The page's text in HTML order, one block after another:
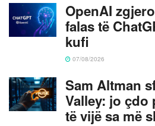
OpenAI
falas të
kufi
07/08/2026
Sam Altman
Valley: jo çdo
të vijë sa më